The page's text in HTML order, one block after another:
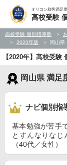
オリコン顧客満足
高校受験
高校受験 個別指導塾
2020年版
岡山県
【2020年】高校受
岡山県 満足
ナビ個別指
基本勉強が苦手
とすんなりなじ
（40代／女性）